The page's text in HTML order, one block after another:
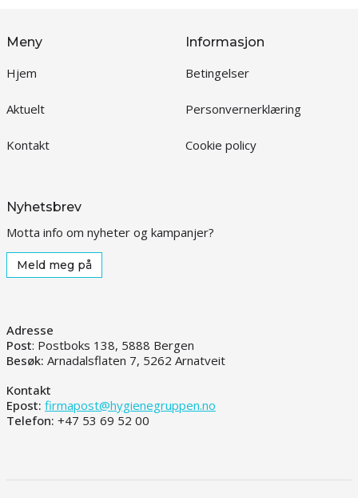
Meny
Hjem
Aktuelt
Kontakt
Informasjon
Betingelser
Personvernerklæring
Cookie policy
Nyhetsbrev
Motta info om nyheter og kampanjer?
Meld meg på
Adresse
Post: Postboks 138, 5888 Bergen
Besøk: Arnadalsflaten 7, 5262 Arnatveit
Kontakt
Epost: firmapost@hygienegruppen.no
Telefon: +47 53 69 52 00